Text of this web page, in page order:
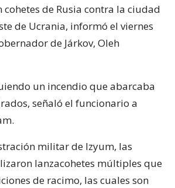
cohetes de Rusia contra la ciudad
de Ucrania, informó el viernes
de Járkov, Oleh
un incendio que abarcaba
señaló el funcionario a
militar de Izyum, las
lanzacohetes múltiples que
de racimo, las cuales son